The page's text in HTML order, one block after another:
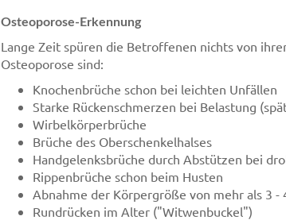
Osteoporose-Erkennung
Lange Zeit spüren die Betroffenen nichts von
Osteoporose sind:
Knochenbrüche schon bei leichten Unfällen
Starke Rückenschmerzen bei Belastung
Wirbelkörperbrüche
Brüche des Oberschenkelhalses
Handgelenksbrüche durch Abstützen bei
Rippenbrüche schon beim Husten
Abnahme der Körpergröße von mehr als 3
Rundrücken im Alter ("Witwenbuckel")